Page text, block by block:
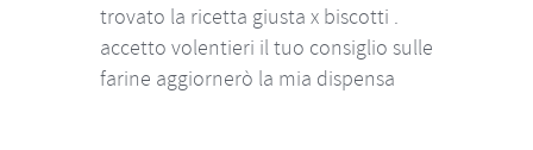
trovato la ricetta giusta x biscotti .
accetto volentieri il tuo consiglio sulle
farine aggiornerò la mia dispensa